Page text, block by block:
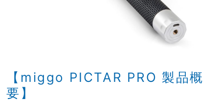
【miggo PICTAR PRO 製品概
要】